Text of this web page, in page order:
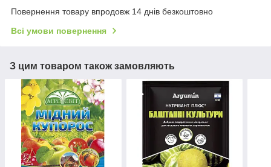
Повернення товару впродовж 14 днів безкоштовно
Всі умови повернення
З цим товаром також замовляють